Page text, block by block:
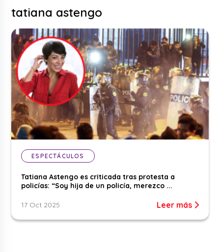
tatiana astengo
ESPECTÁCULOS
Tatiana Astengo es criticada tras protesta a
policías: “Soy hija de un policía, merezco ...
17 Oct 2025 Leer más